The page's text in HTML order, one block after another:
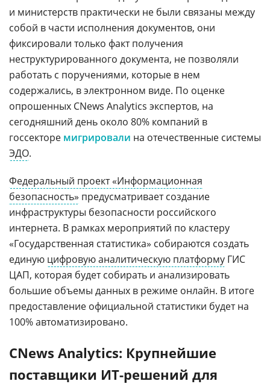
и министерств практически не были связаны между
собой в части исполнения документов, они
фиксировали только факт получения
неструктурированного документа, не позволяли
работать с поручениями, которые в нем
содержались, в электронном виде. По оценке
опрошенных CNews Analytics экспертов, на
сегодняшний день около 80% компаний в
госсекторе мигрировали на отечественные системы
ЭДО.
Федеральный проект «Информационная
безопасность» предусматривает создание
инфраструктуры безопасности российского
интернета. В рамках мероприятий по кластеру
«Государственная статистика» собираются создать
единую цифровую аналитическую платформу ГИС
ЦАП, которая будет собирать и анализировать
большие объемы данных в режиме онлайн. В итоге
предоставление официальной статистики будет на
100% автоматизировано.
CNews Analytics: Крупнейшие
поставщики ИТ-решений для